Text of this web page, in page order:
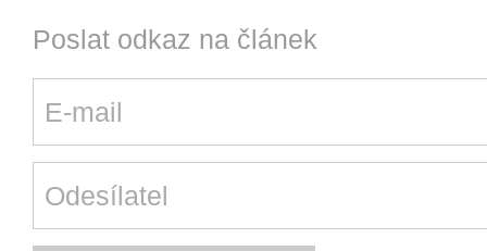
Poslat odkaz na článek